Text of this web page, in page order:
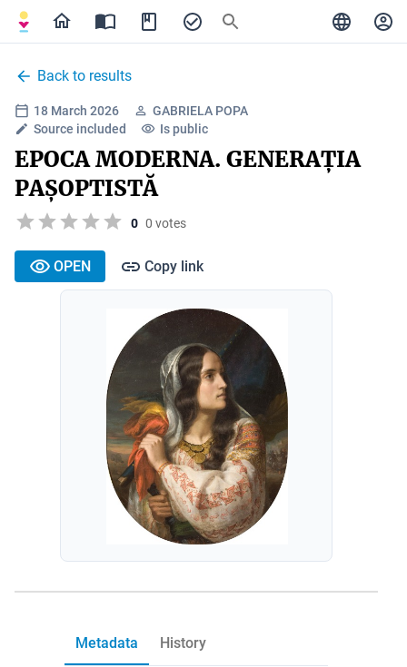
Back to results
18 March 2026
GABRIELA POPA
Source included
Is public
EPOCA MODERNA. GENERAȚIA
PAȘOPTISTĂ
0 0 votes
OPEN Copy link
Metadata History